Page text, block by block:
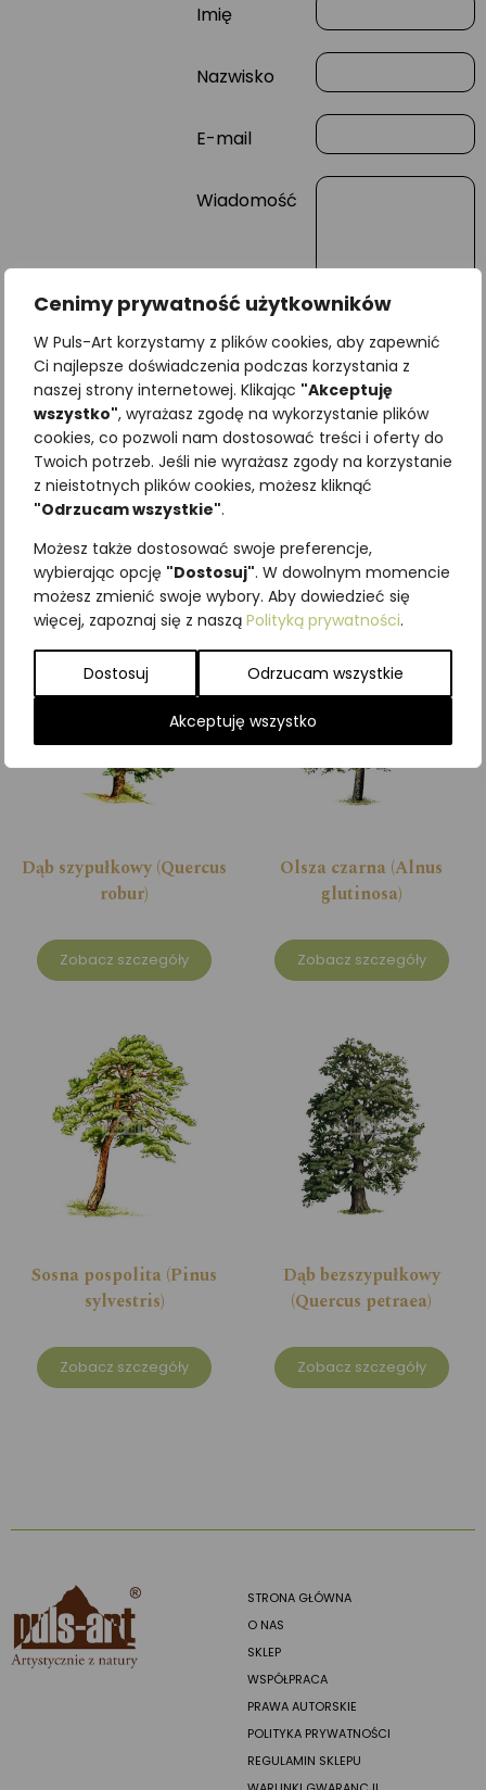
Cenimy prywatność użytkowników
W Puls-Art korzystamy z plików cookies, aby zapewnić
Ci najlepsze doświadczenia podczas korzystania z
naszej strony internetowej. Klikając "Akceptuję
wszystko", wyrażasz zgodę na wykorzystanie plików
cookies, co pozwoli nam dostosować treści i oferty do
Twoich potrzeb. Jeśli nie wyrażasz zgody na korzystanie
z nieistotnych plików cookies, możesz kliknąć
"Odrzucam wszystkie".
Możesz także dostosować swoje preferencje,
wybierając opcję "Dostosuj". W dowolnym momencie
możesz zmienić swoje wybory. Aby dowiedzieć się
więcej, zapoznaj się z naszą Polityką prywatności.
Dostosuj Odrzucam wszystkie
Akceptuję wszystko
Imię
Nazwisko
E-mail
Wiadomość
Najniższa cena z ostatnich 30
dni:65,00zł
SKU:
Podobne produkty
Dąb szypułkowy (Quercus
robur)
Zobacz szczegóły
Olsza czarna (Alnus
glutinosa)
Zobacz szczegóły
Sosna pospolita (Pinus
sylvestris)
Zobacz szczegóły
Dąb bezszypułkowy
(Quercus petraea)
Zobacz szczegóły
STRONA GŁÓWNA
O NAS
SKLEP
WSPÓŁPRACA
PRAWA AUTORSKIE
POLITYKA PRYWATNOŚCI
REGULAMIN SKLEPU